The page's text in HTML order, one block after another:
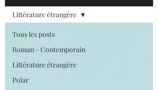
Tous les posts
Roman - Contemporain
Littérature étrangère
Polar
Littérature étrangère